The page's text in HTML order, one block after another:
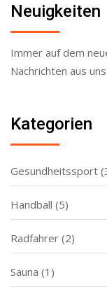
Neuigkeiten
Immer auf dem
Nachrichten aus
Kategorien
Gesundheitssport
Handball (5)
Radfahrer (2)
Sauna (1)